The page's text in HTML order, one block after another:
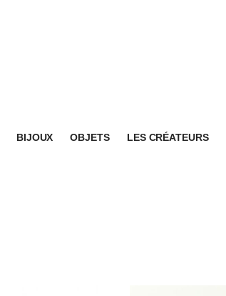
BIJOUX OBJETS LES CRÉATEURS